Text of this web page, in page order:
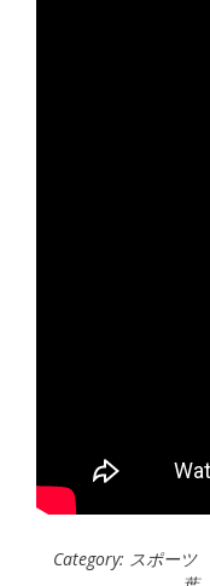
Category: スポーツ